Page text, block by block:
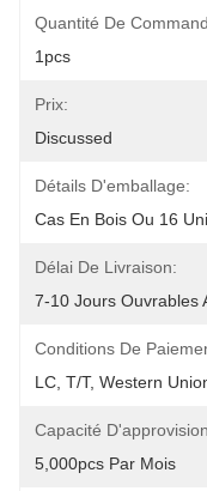
Quantité De
1pcs
Prix:
Discussed
Détails D'emballage:
Cas En Bois Ou 16
Délai De Livraison:
7-10 Jours Ouvrables
Conditions De
LC, T/T, Western
Capacité
5,000pcs Par Mois